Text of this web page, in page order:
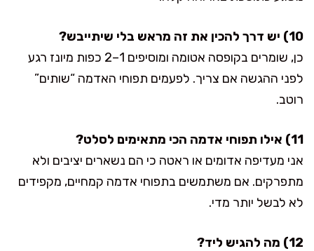
10) יש דרך להכין את זה מראש בלי שיתייבש?
כן, שומרים בקופסה אטומה ומוסיפים 1–2 כפות מיונז רגע
לפני ההגשה אם צריך. לפעמים תפוחי האדמה “שותים”
רוטב.
11) אילו תפוחי אדמה הכי מתאימים לסלט?
אני מעדיפה אדומים או ראטה כי הם נשארים יציבים ולא
מתפרקים. אם משתמשים בתפוחי אדמה קמחיים, מקפידים
לא לבשל יותר מדי.
12) מה להגיש ליד?